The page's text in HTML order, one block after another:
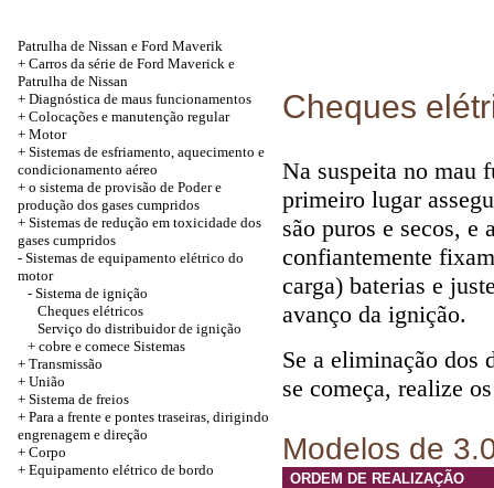
Patrulha de Nissan e Ford Maverik
+ Carros da série de Ford Maverick e
Patrulha de Nissan
+ Diagnóstica de maus funcionamentos
+ Colocações e manutenção regular
+ Motor
+ Sistemas de esfriamento, aquecimento e
condicionamento aéreo
+ o sistema de provisão de Poder e
produção dos gases cumpridos
+ Sistemas de redução em toxicidade dos
gases cumpridos
- Sistemas de equipamento elétrico do
motor
- Sistema de ignição
Cheques elétricos
Serviço do distribuidor de ignição
+ cobre e comece Sistemas
+ Transmissão
+ União
+ Sistema de freios
+ Para a frente e pontes traseiras, dirigindo
engrenagem e direção
+ Corpo
+ Equipamento elétrico de bordo
Cheques
Na suspeita no mau
primeiro lugar
são puros e secos, e
confiantemente
carga) baterias e
avanço da ignição.
Se a eliminação dos
se começa, realize
Modelos de
ORDEM DE REALIZAÇÃO